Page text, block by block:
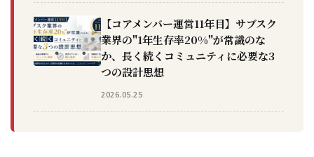
【コアメンバー運営11年目】サブスク
業界の"1年生存率20%"が常識のな
か、長く続くコミュニティに必要な3
つの設計思想
2026.05.25